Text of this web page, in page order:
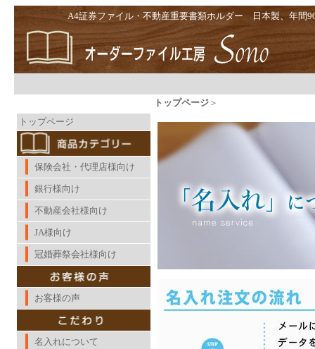
A4証券ファイル・不動産重要書類ホルダー 日本製、年間
トップページ
保険会社・代理店様向け
銀行様向け
不動産会社様向け
JA様向け
冠婚葬祭会社様向け
お客様の声
名入れについて
トップページ ＞